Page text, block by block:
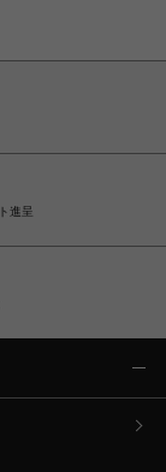
進呈